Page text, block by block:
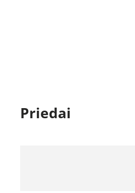
Priedai